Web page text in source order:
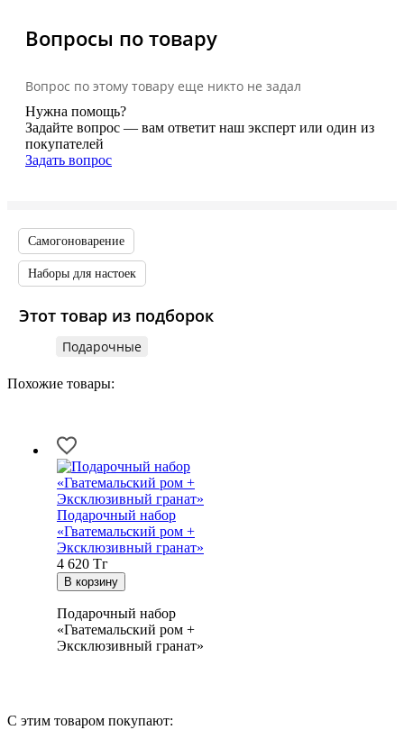
Вопросы по товару
Вопрос по этому товару еще никто не задал
Нужна помощь?
Задайте вопрос — вам ответит наш эксперт или один из
покупателей
Задать вопрос
Самогоноварение
Наборы для настоек
Этот товар из подборок
Подарочные
Похожие товары:
Подарочный набор
«Гватемальский ром +
Эксклюзивный гранат»
4 620 Тг
Подарочный набор
«Гватемальский ром +
Эксклюзивный гранат»
С этим товаром покупают: